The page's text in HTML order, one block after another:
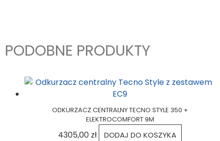
PODOBNE PRODUKTY
ODKURZACZ CENTRALNY TECNO STYLE 350 +
ELEKTROCOMFORT 9M
4305,00 zł DODAJ DO KOSZYKA